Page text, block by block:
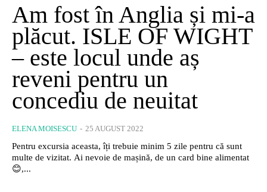
Am fost în Anglia și mi-a
plăcut. ISLE OF WIGHT
– este locul unde aș
reveni pentru un
concediu de neuitat
ELENA MOISESCU - 25 AUGUST 2022
Pentru excursia aceasta, îți trebuie minim 5 zile pentru că sunt
multe de vizitat. Ai nevoie de mașină, de un card bine alimentat
😊,...